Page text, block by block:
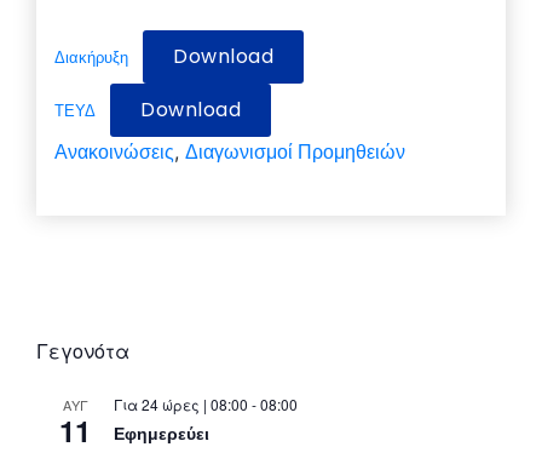
Διακήρυξη Download
ΤΕΥΔ
Download
Ανακοινώσεις, Διαγωνισμοί Προμηθειών
Γεγονότα
ΑΥΓ
11
Για 24 ώρες | 08:00 - 08:00
Εφημερεύει